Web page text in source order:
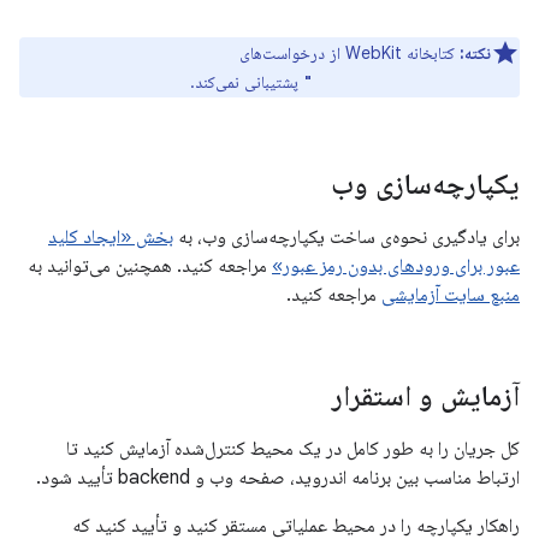
نکته: کتابخانه WebKit از درخواست‌های
پشتیبانی نمی‌کند.
یکپارچه‌سازی وب
برای یادگیری نحوه‌ی ساخت یکپارچه‌سازی وب، به بخش «ایجاد کلید
عبور برای ورودهای بدون رمز عبور» مراجعه کنید. همچنین می‌توانید به
منبع سایت آزمایشی مراجعه کنید.
آزمایش و استقرار
کل جریان را به طور کامل در یک محیط کنترل‌شده آزمایش کنید تا
ارتباط مناسب بین برنامه اندروید، صفحه وب و backend تأیید شود.
راهکار یکپارچه را در محیط عملیاتی مستقر کنید و تأیید کنید که